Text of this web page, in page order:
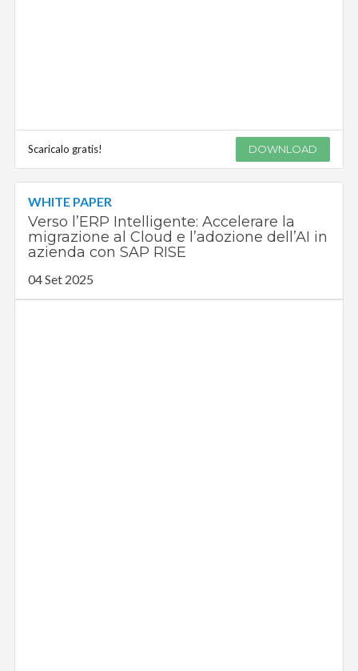
Scaricalo gratis! DOWNLOAD
WHITE PAPER
Verso l’ERP Intelligente: Accelerare la
migrazione al Cloud e l’adozione dell’AI in
azienda con SAP RISE
04 Set 2025